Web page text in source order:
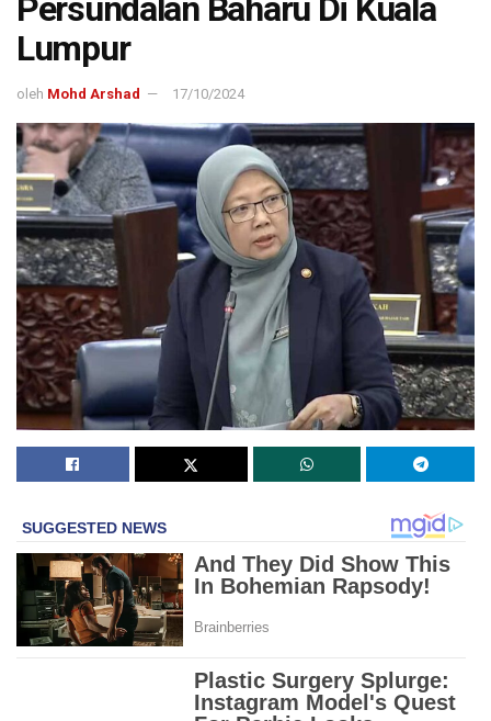
Persundalan Baharu Di Kuala
Lumpur
oleh Mohd Arshad 17/10/2024